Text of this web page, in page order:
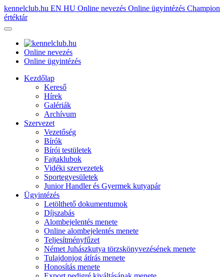
kennelclub.hu EN HU Online nevezés Online ügyintézés Champion
értéktár
Online nevezés
Online ügyintézés
Kezdőlap
Kereső
Hírek
Galériák
Archívum
Szervezet
Vezetőség
Bírók
Bírói testületek
Fajtaklubok
Vidéki szervezetek
Sportegyesületek
Junior Handler és Gyermek kutyapár
Ügyintézés
Letölthető dokumentumok
Díjszabás
Alombejelentés menete
Online alombejelentés menete
Teljesítményfűzet
Német Juhászkutya törzskönyvezésének menete
Tulajdonjog átírás menete
Honosítás menete